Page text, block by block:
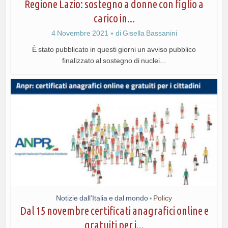
Regione Lazio: sostegno a donne con figlio a
carico in...
4 Novembre 2021 diGisella Bassanini
È stato pubblicato in questi giorni un avviso pubblico
finalizzato al sostegno di nuclei...
Notizie dall'Italia e dal mondo • Policy
Dal 15 novembre certificati anagrafici online e
gratuiti per i...